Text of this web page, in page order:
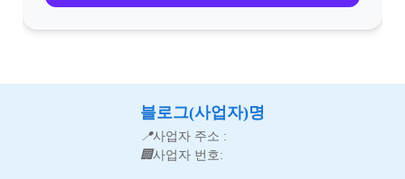
블로그(사업자)명
📍사업자 주소 :
🏢사업자 번호: